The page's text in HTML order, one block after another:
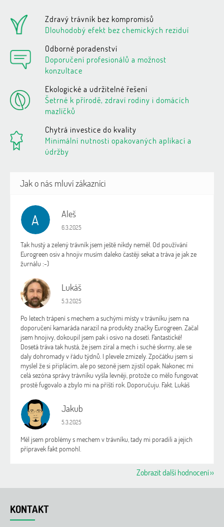
Zdravý trávník bez kompromisů
Dlouhodobý efekt bez chemických reziduí
Odborné poradenství
Doporučení profesionálů a možnost
konzultace
Ekologické a udržitelné řešení
Šetrné k přírodě, zdraví rodiny i domácích
mazlíčků
Chytrá investice do kvality
Minimální nutnosti opakovaných aplikací a
údržby
A Aleš
Hodnocení obchodu je 5 z 5 hvězdiček.
6.3.2025
Tak hustý a zelený trávník jsem ještě nikdy neměl. Od používání
Eurogreen osiv a hnojiv musím daleko častěji sekat a tráva je jak ze
žurnálu :-)
L Lukáš
Hodnocení obchodu je 5 z 5 hvězdiček.
5.3.2025
Po letech trápení s mechem a suchými místy v trávníku jsem na
doporučení kamaráda narazil na produkty značky Eurogreen. Začal
jsem hnojivy, dokoupil jsem pak i osivo na dosetí. Fantastické!
Dosetá tráva tak hustá, že jsem zíral a mech i suché skvrny, ale se
daly dohromady v řádu týdnů. I plevele zmizely. Zpočátku jsem si
myslel že si připlácím, ale po sezoně jsem zjistil opak. Nakonec mi
celá sezóna správy trávníku vyšla levněji, protože co mělo fungovat
prostě fugovalo a zbylo mi na příští rok. Doporučuju. Fakt. Lukáš
J Jakub
Hodnocení obchodu je 5 z 5 hvězdiček.
5.3.2025
Měl jsem problémy s mechem v trávníku, tady mi poradili a jejich
přípravek fakt pomohl.
Zobrazit další hodnocení
KONTAKT